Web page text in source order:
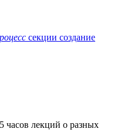
секции создание
часов лекций о разных